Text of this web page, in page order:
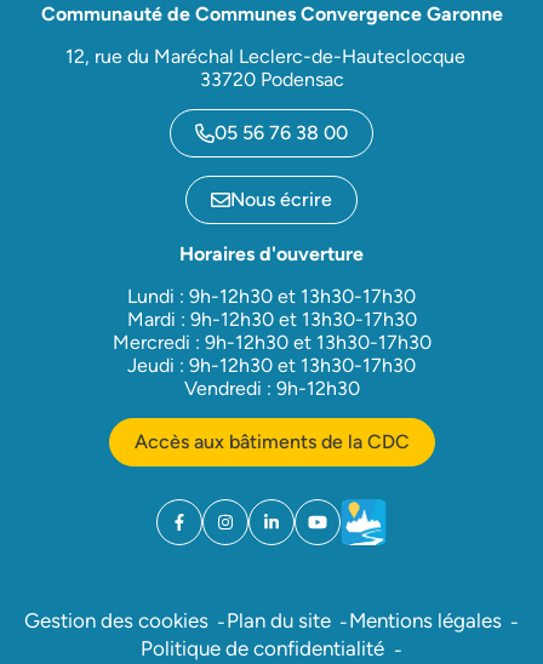
Communauté de Communes Convergence Garonne
12, rue du Maréchal Leclerc-de-Hauteclocque
33720 Podensac
05 56 76 38 00
Nous écrire
Horaires d'ouverture
Lundi : 9h-12h30 et 13h30-17h30
Mardi : 9h-12h30 et 13h30-17h30
Mercredi : 9h-12h30 et 13h30-17h30
Jeudi : 9h-12h30 et 13h30-17h30
Vendredi : 9h-12h30
Accès aux bâtiments de la CDC
Facebook
(ouverture dans un nouvel onglet)
Instagram
(ouverture dans un nouvel onglet)
Linkedin
(ouverture dans un nouvel onglet)
YouTube
(ouverture dans un nouvel
Météo
(ouverture dans un
Gestion des cookies Plan du site
Mentions légales
Politique de confidentialité